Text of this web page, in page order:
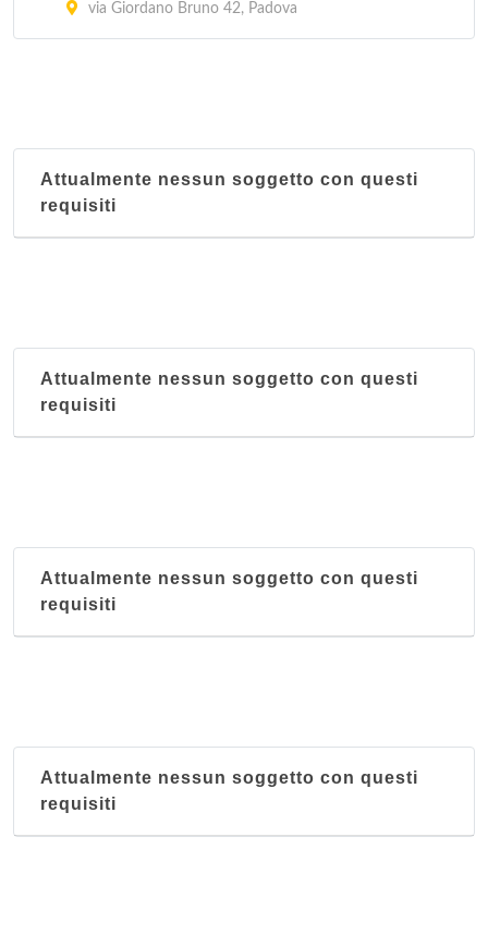
via Giordano Bruno 42, Padova
Attualmente nessun soggetto con questi
requisiti
Attualmente nessun soggetto con questi
requisiti
Attualmente nessun soggetto con questi
requisiti
Attualmente nessun soggetto con questi
requisiti